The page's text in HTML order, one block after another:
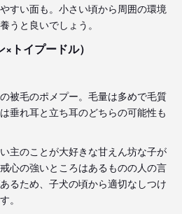
すい面も。小さい頃から周囲の環境
うと良いでしょう。
トイプードル）
被毛のポメプー。毛量は多めで毛質
垂れ耳と立ち耳のどちらの可能性も
主のことが大好きな甘えん坊な子が
心の強いところはあるものの人の言
るため、子犬の頃から適切なしつけ
。